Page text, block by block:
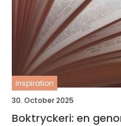
inspiration
30. October 2025
Boktryckeri: en